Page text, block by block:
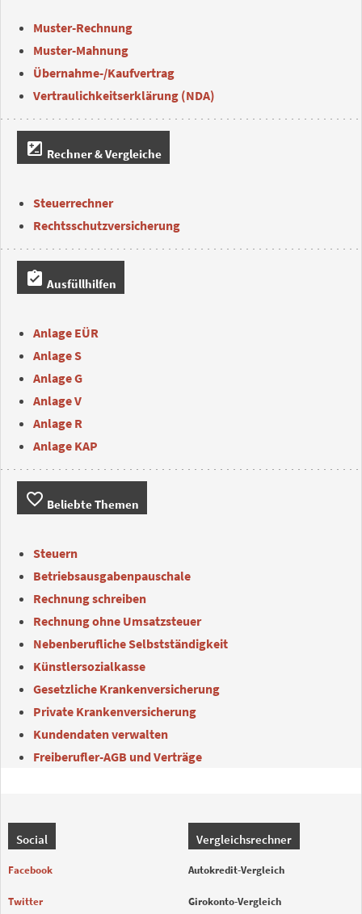
Muster-Rechnung
Muster-Mahnung
Übernahme-/Kaufvertrag
Vertraulichkeitserklärung (NDA)
iso Rechner & Vergleiche
Steuerrechner
Rechtsschutzversicherung
assignment_turned_in Ausfüllhilfen
Anlage EÜR
Anlage S
Anlage G
Anlage V
Anlage R
Anlage KAP
favorite_border Beliebte Themen
Steuern
Betriebsausgabenpauschale
Rechnung schreiben
Rechnung ohne Umsatzsteuer
Nebenberufliche Selbstständigkeit
Künstlersozialkasse
Gesetzliche Krankenversicherung
Private Krankenversicherung
Kundendaten verwalten
Freiberufler-AGB und Verträge
Social
Facebook
Twitter
Vergleichsrechner
Autokredit-Vergleich
Girokonto-Vergleich